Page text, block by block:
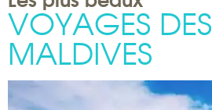
VOYAGES DES
MALDIVES